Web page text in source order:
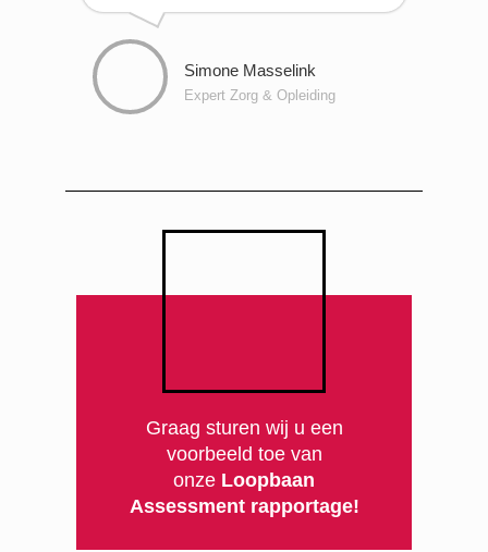
Simone Masselink
Expert Zorg & Opleiding
Graag sturen wij u een
voorbeeld toe van
onze Loopbaan
Assessment rapportage!